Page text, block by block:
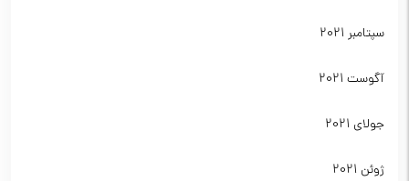
سپتامبر 2021
آگوست 2021
جولای 2021
ژوئن 2021